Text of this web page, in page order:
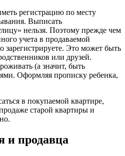
регистрацию по месту
Выписать
нельзя. Поэтому прежде чем
учета в продаваемой
зарегистрируете. Это может быть
или друзей.
(а значит, быть
Оформляя прописку ребенка,
в покупаемой квартире,
старой квартиры и
и продавца